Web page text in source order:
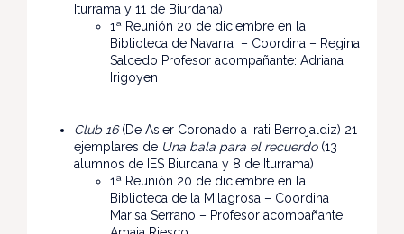
Iturrama y 11 de Biurdana)
1ª Reunión 20 de diciembre en la
Biblioteca de Navarra – Coordina – Regina
Salcedo Profesor acompañante: Adriana
Irigoyen
Club 16(De Asier Coronado a Irati Berrojaldiz) 21
ejemplares de Una bala para el recuerdo (13
alumnos de IES Biurdana y 8 de Iturrama)
1ª Reunión 20 de diciembre en la
Biblioteca de la Milagrosa – Coordina
Marisa Serrano – Profesor acompañante: